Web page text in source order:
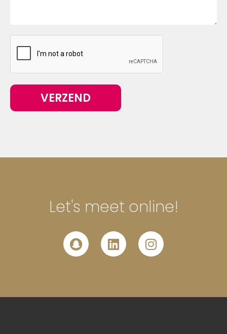
VERZEND
Let's meet online!